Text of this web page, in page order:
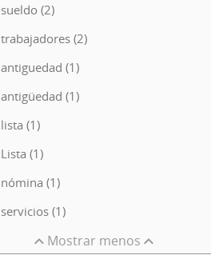
sueldo (2)
trabajadores (2)
antiguedad (1)
antigüedad (1)
lista (1)
Lista (1)
nómina (1)
servicios (1)
Mostrar menos